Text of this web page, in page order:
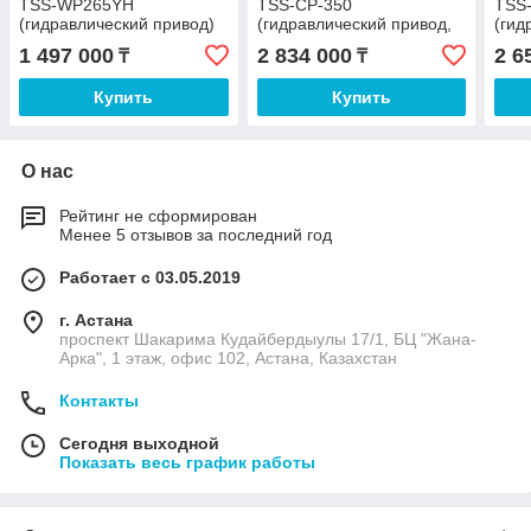
TSS-WP265YH
(гидравлический привод)
1 497 000 ₸
Купить
TSS-CP-350
(гидравлический привод,
электростарт, АКБ) с
наушниками
2 834 000₸
Купить
2
О нас
Рейтинг не сформирован
Менее 5 отзывов за последний год
Работает с 03.05.2019
г. Астана
проспект Шакарима Кудайбердыулы 17/1, БЦ "Жана-
Арка", 1 этаж, офис 102, Астана, Казахстан
Контакты
Сегодня выходной
Показать весь график работы